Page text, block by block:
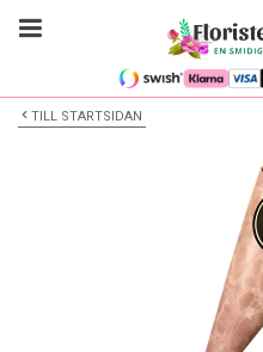
TILL STARTSIDAN